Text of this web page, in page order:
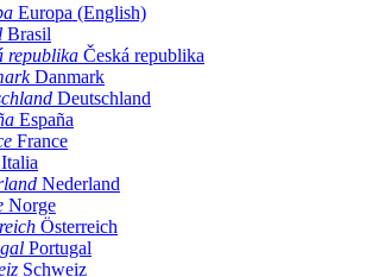
Europa (English)
Brasil
Česká republika
Danmark
Deutschland
España
France
Italia
Nederland
Norge
Österreich
Portugal
Schweiz